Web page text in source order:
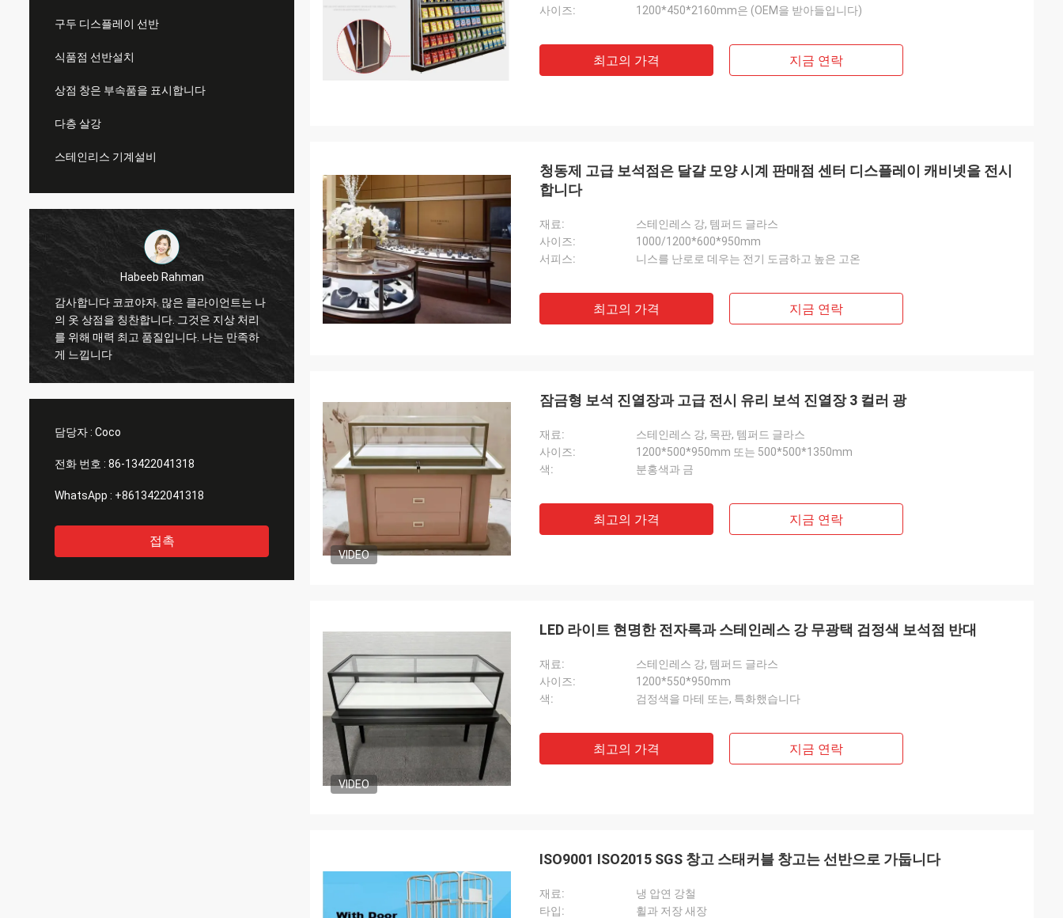
구두 디스플레이 선반
식품점 선반설치
상점 창은 부속품을 표시합니다
다층 살강
스테인리스 기계설비
. 많은 클라이언트는 나
다. 그것은 지상 처리
질입니다. 나는 만족하
Marco galletti
항상 저를 위한 좋은 일이라고 행해지는 당
신! 크리스마스 상점 창 전시 선반은 도착했
습니다. 설치 후에, 우리는 당신에게 그림을
보낼 것입니다. 많은 감사.
당신의 선반을 위한 감사합니다. 나의 스포츠
장비 창고는 지금 정돈되어 있 봅니다. 그리
감사합니다 코코야자. 많은 클라이언트는 나
의 옷 상점을 칭찬합니다. 그것은 지상 처리
담당자 : Coco
전화 번호 : 86-13422041318
WhatsApp : +8613422041318
접촉
사이즈:
1200*450*2160mm은 (OEM을 받아들입니다)
최고의 가격 지금 연락
청동제 고급 보석점은 달걀 모양 시계 판매점 센터 디스플레이 캐비넷을 전시
합니다
재료:
스테인레스 강, 템퍼드 글라스
사이즈:
1000/1200*600*950mm
서피스:
니스를 난로로 데우는 전기 도금하고 높은 고온
최고의 가격 지금 연락
VIDEO
잠금형 보석 진열장과 고급 전시 유리 보석 진열장 3 컬러 광
재료:
스테인레스 강, 목판, 템퍼드 글라스
사이즈:
1200*500*950mm 또는 500*500*1350mm
색:
분홍색과 금
최고의 가격 지금 연락
VIDEO
LED 라이트 현명한 전자록과 스테인레스 강 무광택 검정색 보석점 반대
재료:
스테인레스 강, 템퍼드 글라스
사이즈:
1200*550*950mm
색:
검정색을 마테 또는, 특화했습니다
최고의 가격 지금 연락
ISO9001 ISO2015 SGS 창고 스태커블 창고는 선반으로 가둡니다
재료:
냉 압연 강철
타입:
휠과 저장 새장